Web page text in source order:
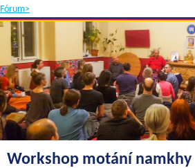
Fórum>
Workshop motání namkhy